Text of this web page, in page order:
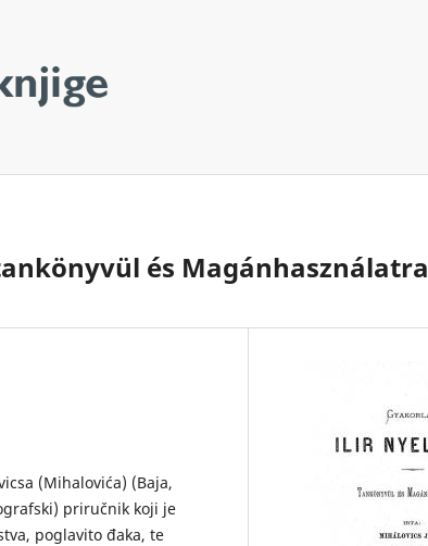
és Magánhasználatra
(Mihalovića) (Baja,
priručnik koji je
poglavito đaka, te